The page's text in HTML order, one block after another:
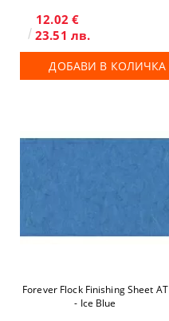
12.02 €
23.51 лв.
ДОБАВИ В КОЛИЧКА
Forever Flock Finishing Sheet AT
- Ice Blue